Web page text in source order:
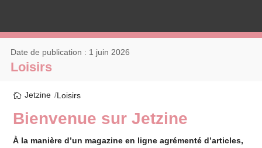
Loisirs
Date de publication : 1 juin 2026
Jetzine Loisirs
Bienvenue sur Jetzine
À la manière d’un magazine en ligne agrémenté d’articles,